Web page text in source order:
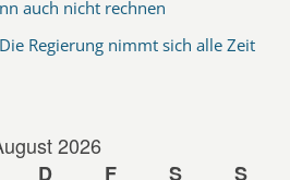
auch nicht rechnen
Regierung nimmt sich alle Zeit
2026
D F S S